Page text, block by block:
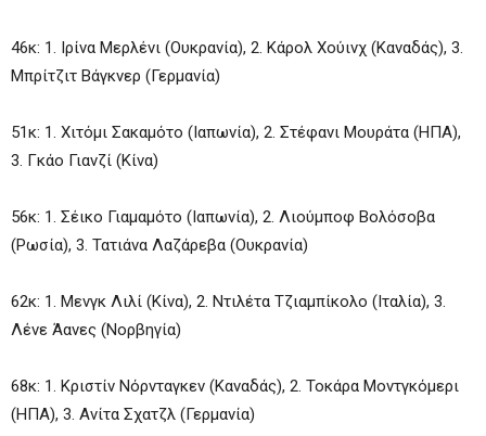
46κ: 1. Ιρίνα Μερλένι (Ουκρανία), 2. Κάρολ Χούινχ (Καναδάς), 3.
Μπρίτζιτ Βάγκνερ (Γερμανία)
51κ: 1. Χιτόμι Σακαμότο (Ιαπωνία), 2. Στέφανι Μουράτα (ΗΠΑ),
3. Γκάο Γιανζί (Κίνα)
56κ: 1. Σέικο Γιαμαμότο (Ιαπωνία), 2. Λιούμποφ Βολόσοβα
(Ρωσία), 3. Τατιάνα Λαζάρεβα (Ουκρανία)
62κ: 1. Μενγκ Λιλί (Κίνα), 2. Ντιλέτα Τζιαμπίκολο (Ιταλία), 3.
Λένε Άανες (Νορβηγία)
68κ: 1. Κριστίν Νόρνταγκεν (Καναδάς), 2. Τοκάρα Μοντγκόμερι
(ΗΠΑ), 3. Ανίτα Σχατζλ (Γερμανία)